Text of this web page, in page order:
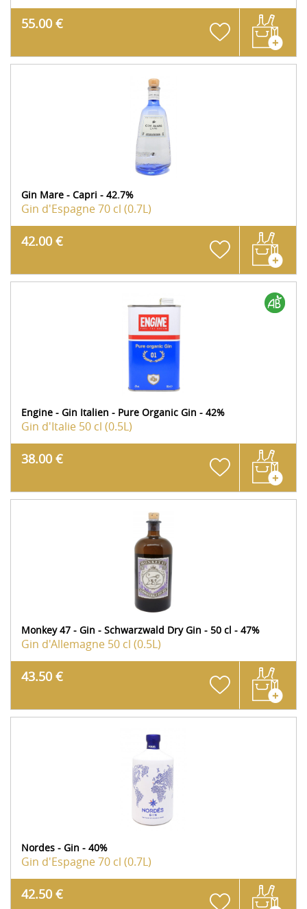
55.00 €
Gin Mare - Capri - 42.7%
Gin d'Espagne70 cl (0.7L)
42.00 €
Engine - Gin Italien - Pure Organic Gin - 42%
Gin d'Italie 50 cl (0.5L)
38.00 €
Monkey 47 - Gin - Schwarzwald Dry Gin - 50 cl - 47%
Gin d'Allemagne 50 cl (0.5L)
43.50 €
Nordes - Gin - 40%
Gin d'Espagne70 cl (0.7L)
42.50 €